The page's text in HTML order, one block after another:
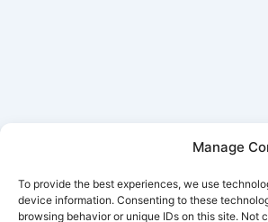
Manage
To provide the best experiences, we use
device information. Consenting to these
browsing behavior or unique IDs on this site.